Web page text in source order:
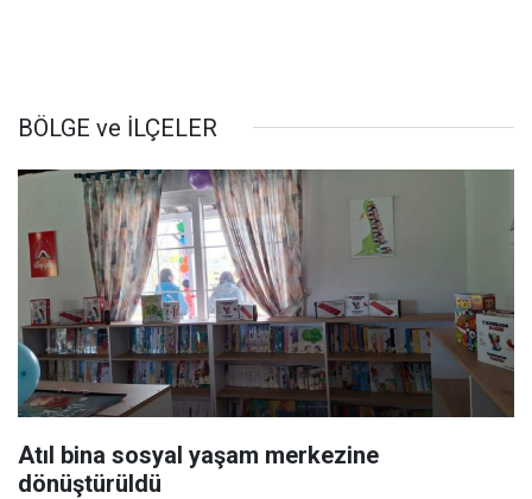
BÖLGE ve İLÇELER
Atıl bina sosyal yaşam merkezine
dönüştürüldü